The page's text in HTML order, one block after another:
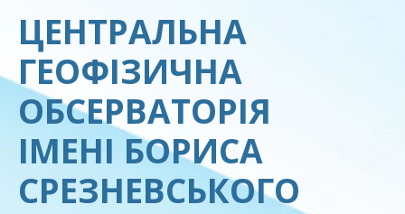
ЦЕНТРАЛЬНА
ГЕОФІЗИЧНА
ОБСЕРВАТОРІЯ
ІМЕНІ БОРИСА
СРЕЗНЕВСЬКОГО